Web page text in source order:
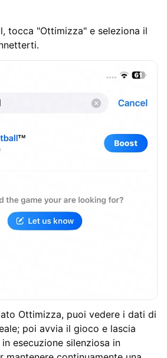
tocca "Ottimizza" e seleziona il
Ottimizza, puoi vedere i dati di
poi avvia il gioco e lascia
esecuzione silenziosa in